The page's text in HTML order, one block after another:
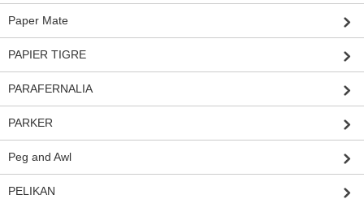
Paper Mate
PAPIER TIGRE
PARAFERNALIA
PARKER
Peg and Awl
PELIKAN